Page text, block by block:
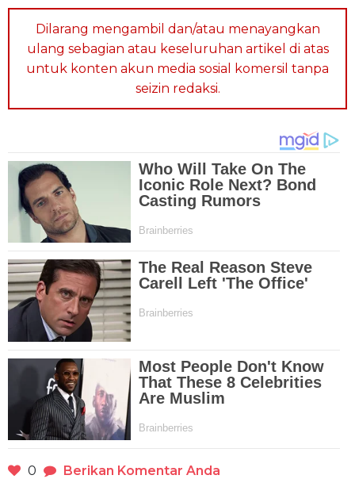
Dilarang mengambil dan/atau menayangkan
ulang sebagian atau keseluruhan artikel di atas
untuk konten akun media sosial komersil tanpa
seizin redaksi.
0 Berikan Komentar Anda